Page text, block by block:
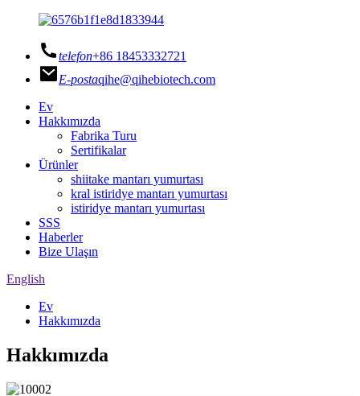
telefon+86 18453332721
E-postaqihe@qihebiotech.com
Ev
Hakkımızda
Fabrika Turu
Sertifikalar
Ürünler
shiitake mantarı yumurtası
kral istiridye mantarı yumurtası
istiridye mantarı yumurtası
SSS
Haberler
Bize Ulaşın
English
Ev
Hakkımızda
Hakkımızda